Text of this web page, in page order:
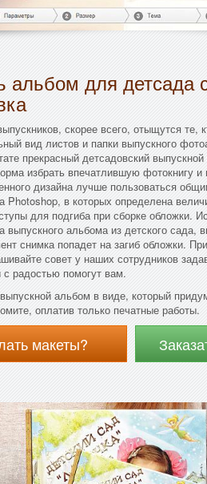
альбом для детсада
скорее всего, отыщутся те,
вид листов и папки выпускного
прекрасный детсадовский
избрать впечатлившую фотокнигу и
дизайна лучше пользоваться
Photoshop, в которых определена
для подгиба при сборке обложки.
выпускного альбома из детского сада,
снимка попадет на загиб обложки.
совет у наших сотрудников
радостью помогут вам.
альбом в виде, который
оплатив только печатные работы.
макеты?